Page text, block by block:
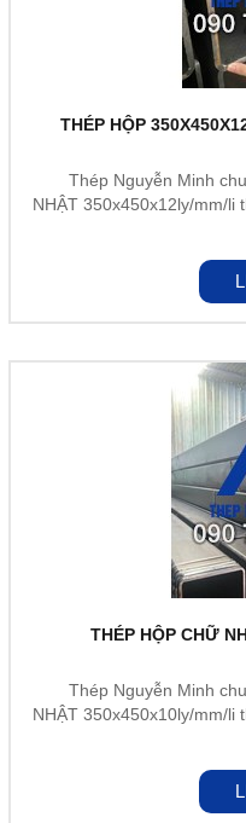
THÉP HỘP
Thép Nguyễn Minh
NHẬT 350x450x12ly/mm/li
THÉP HỘP CHỮ
Thép Nguyễn Minh
NHẬT 350x450x10ly/mm/li